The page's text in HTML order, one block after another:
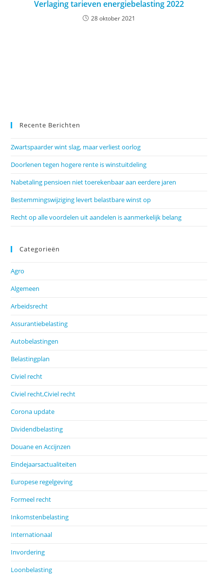
Verlaging tarieven energiebelasting 2022
28 oktober 2021
Recente Berichten
Zwartspaarder wint slag, maar verliest oorlog
Doorlenen tegen hogere rente is winstuitdeling
Nabetaling pensioen niet toerekenbaar aan eerdere jaren
Bestemmingswijziging levert belastbare winst op
Recht op alle voordelen uit aandelen is aanmerkelijk belang
Categorieën
Agro
Algemeen
Arbeidsrecht
Assurantiebelasting
Autobelastingen
Belastingplan
Civiel recht
Civiel recht,Civiel recht
Corona update
Dividendbelasting
Douane en Accijnzen
Eindejaarsactualiteiten
Europese regelgeving
Formeel recht
Inkomstenbelasting
Internationaal
Invordering
Loonbelasting